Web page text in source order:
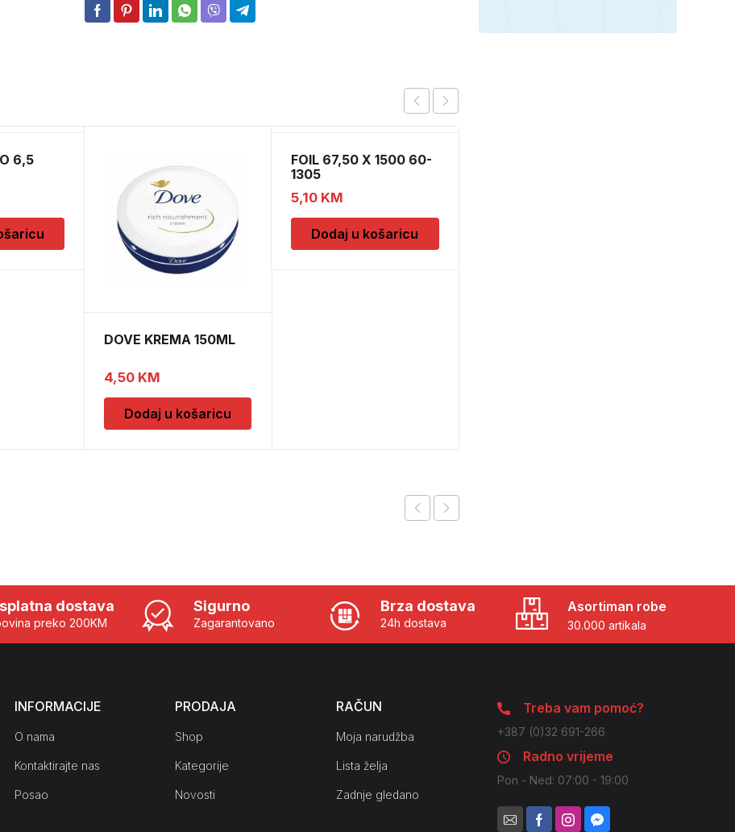
6,5
DOVE KREMA 150ML
4,50 KM
Dodaj u košaricu
FOIL 67,50 X 1500 60-
1305
5,10 KM
Dodaj u košaricu
dostava
preko 200KM
Sigurno
Zagarantovano
Brza dostava
24h dostava
Asortiman robe
30.000 artikala
INFORMACIJE
O nama
Kontaktirajte nas
Posao
PRODAJA
Shop
Kategorije
Novosti
RAČUN
Moja narudžba
Lista želja
Zadnje gledano
Treba vam pomoć?
+387 (0)32 691-266
Radno vrijeme
Pon - Ned: 07:00 - 19:00